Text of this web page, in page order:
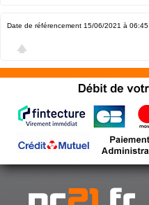
Date de référencement 15/06/2021 à 06:45